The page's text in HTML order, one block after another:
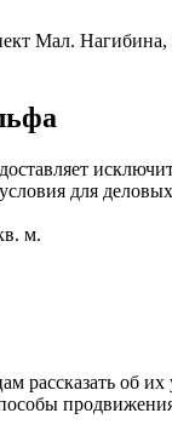
Мал. Нагибина,
для
м.
рассказать об их